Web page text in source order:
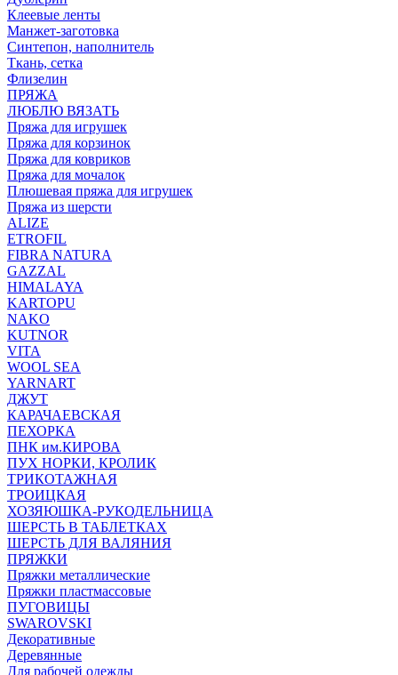
Клеевые ленты
Манжет-заготовка
Синтепон, наполнитель
Ткань, сетка
Флизелин
ПРЯЖА
ЛЮБЛЮ ВЯЗАТЬ
Пряжа для игрушек
Пряжа для корзинок
Пряжа для ковриков
Пряжа для мочалок
Плюшевая пряжа для игрушек
Пряжа из шерсти
ALIZE
ETROFIL
FIBRA NATURA
GAZZAL
HIMALAYA
KARTOPU
NAKO
KUTNOR
VITA
WOOL SEA
YARNART
ДЖУТ
КАРАЧАЕВСКАЯ
ПЕХОРКА
ПНК им.КИРОВА
ПУХ НОРКИ, КРОЛИК
ТРИКОТАЖНАЯ
ТРОИЦКАЯ
ХОЗЯЮШКА-РУКОДЕЛЬНИЦА
ШЕРСТЬ В ТАБЛЕТКАХ
ШЕРСТЬ ДЛЯ ВАЛЯНИЯ
ПРЯЖКИ
Пряжки металлические
Пряжки пластмассовые
ПУГОВИЦЫ
SWAROVSKI
Декоративные
Деревянные
Для рабочей одежды